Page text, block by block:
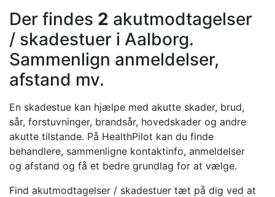
Der findes 2 akutmodtagelser
/ skadestuer i Aalborg.
Sammenlign anmeldelser,
afstand mv.
En skadestue kan hjælpe med akutte skader, brud,
sår, forstuvninger, brandsår, hovedskader og andre
akutte tilstande. På HealthPilot kan du finde
behandlere, sammenligne kontaktinfo, anmeldelser
og afstand og få et bedre grundlag for at vælge.
Find akutmodtagelser / skadestuer tæt på dig ved at